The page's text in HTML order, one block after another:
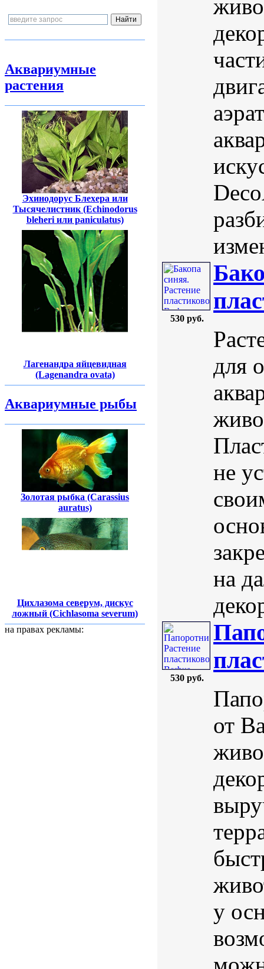
Аквариумные
растения
Эхинодорус Блехера или
Тысячелистник (Echinodorus
bleheri или paniculatus)
Лагенандра яйцевидная
(Lagenandra ovata)
Аквариумные рыбы
Золотая рыбка (Carassius
auratus)
Цихлазома северум, дискус
ложный (Cichlasoma severum)
на правах рекламы:
530 руб.
для
не
на
530 руб.
от
у